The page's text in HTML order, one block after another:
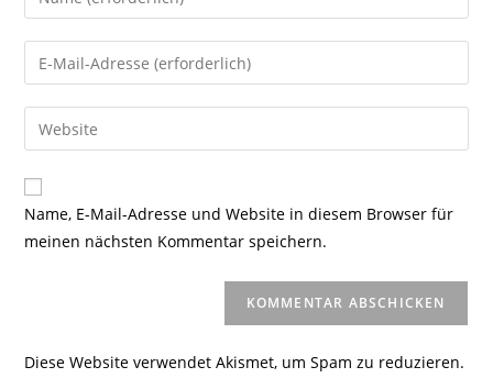
deinen
Namen
oder
zum
Kommentieren
ein
Gib
deine
E-
Mail-
zum
Kommentieren
ein
Gib
deine
Website-
URL
Name, E-Mail-Adresse und Website in diesem Browser für
meinen nächsten Kommentar speichern.
Diese Website verwendet Akismet, um Spam zu reduzieren.